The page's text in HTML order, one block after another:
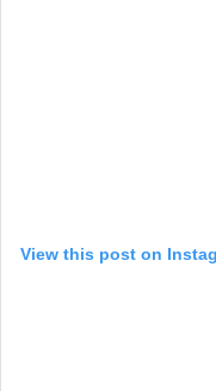
View this post on